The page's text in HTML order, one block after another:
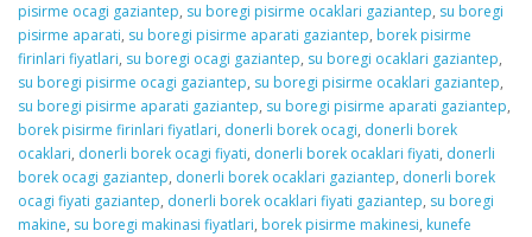
pisirme ocagi gaziantep, su boregi pisirme ocaklari gaziantep, su boregi
pisirme aparati, su boregi pisirme aparati gaziantep, borek pisirme
firinlari fiyatlari, su boregi ocagi gaziantep, su boregi ocaklari gaziantep,
su boregi pisirme ocagi gaziantep, su boregi pisirme ocaklari gaziantep,
su boregi pisirme aparati gaziantep, su boregi pisirme aparati gaziantep,
borek pisirme firinlari fiyatlari, donerli borek ocagi, donerli borek
ocaklari, donerli borek ocagi fiyati, donerli borek ocaklari fiyati, donerli
borek ocagi gaziantep, donerli borek ocaklari gaziantep, donerli borek
ocagi fiyati gaziantep, donerli borek ocaklari fiyati gaziantep, su boregi
makine, su boregi makinasi fiyatlari, borek pisirme makinesi, kunefe